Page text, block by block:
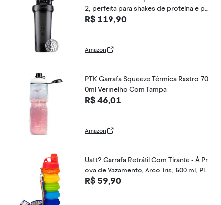
2, perfeita para shakes de proteína e pr
é-treino, 800 ml, preta
R$ 119,90
Amazon
PTK Garrafa Squeeze Térmica Rastro 70
0ml Vermelho Com Tampa
R$ 46,01
Amazon
Uatt? Garrafa Retrátil Com Tirante - À Pr
ova de Vazamento, Arco-íris, 500 ml, Plá
stico
R$ 59,90